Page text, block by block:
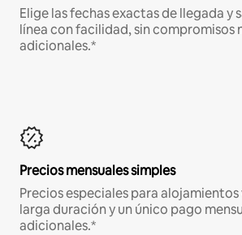
Elige las fechas exactas de llegada y
línea con facilidad, sin compromisos
adicionales.*
Precios mensuales simples
Precios especiales para
larga duración y un único pago
adicionales.*